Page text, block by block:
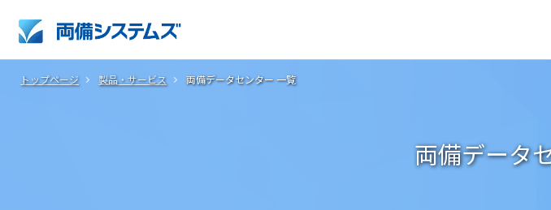
トップページ 製品・サービス 両備データセンター 一覧
両備データ